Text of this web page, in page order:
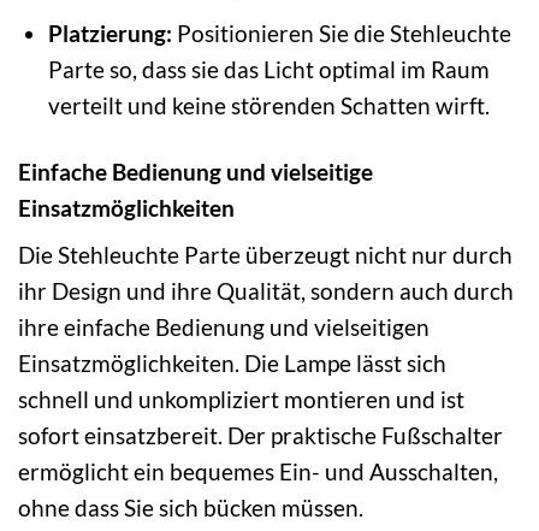
Platzierung: Positionieren Sie die Stehleuchte
Parte so, dass sie das Licht optimal im Raum
verteilt und keine störenden Schatten wirft.
Einfache Bedienung und vielseitige
Einsatzmöglichkeiten
Die Stehleuchte Parte überzeugt nicht nur durch
ihr Design und ihre Qualität, sondern auch durch
ihre einfache Bedienung und vielseitigen
Einsatzmöglichkeiten. Die Lampe lässt sich
schnell und unkompliziert montieren und ist
sofort einsatzbereit. Der praktische Fußschalter
ermöglicht ein bequemes Ein- und Ausschalten,
ohne dass Sie sich bücken müssen.